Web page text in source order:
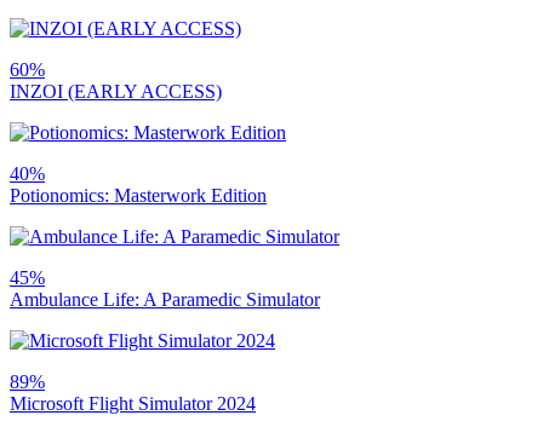
60%
INZOI (EARLY ACCESS)
40%
Potionomics: Masterwork Edition
45%
Ambulance Life: A Paramedic Simulator
89%
Microsoft Flight Simulator 2024